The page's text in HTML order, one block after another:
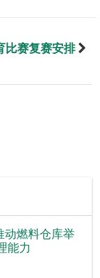
比赛复赛安排
动燃料仓库举
能力